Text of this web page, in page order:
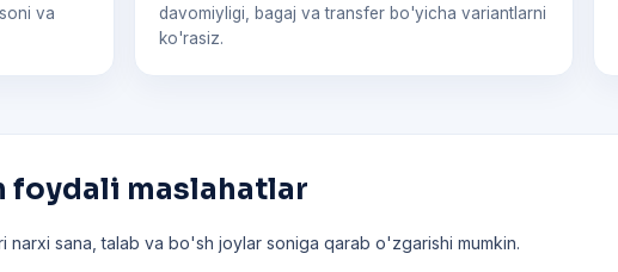
va
davomiyligi, bagaj va transfer bo'yicha variantlarni
ko'rasiz.
foydali maslahatlar
narxi sana, talab va bo'sh joylar soniga qarab o'zgarishi mumkin.